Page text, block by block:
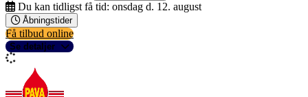
Du kan tidligst få tid: onsdag d. 12. august
Åbningstider
Få tilbud online
Se detaljer